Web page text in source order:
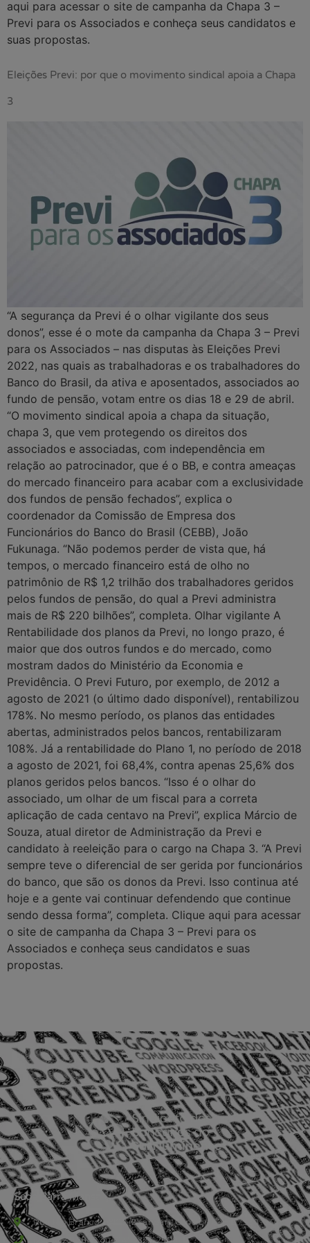
aqui para acessar o site de campanha da Chapa 3 –
Previ para os Associados e conheça seus candidatos e
suas propostas.
Eleições Previ: por que o movimento sindical apoia a Chapa
3
“A segurança da Previ é o olhar vigilante dos seus
donos”, esse é o mote da campanha da Chapa 3 – Previ
para os Associados – nas disputas às Eleições Previ
2022, nas quais as trabalhadoras e os trabalhadores do
Banco do Brasil, da ativa e aposentados, associados ao
fundo de pensão, votam entre os dias 18 e 29 de abril.
“O movimento sindical apoia a chapa da situação,
chapa 3, que vem protegendo os direitos dos
associados e associadas, com independência em
relação ao patrocinador, que é o BB, e contra ameaças
do mercado financeiro para acabar com a exclusividade
dos fundos de pensão fechados”, explica o
coordenador da Comissão de Empresa dos
Funcionários do Banco do Brasil (CEBB), João
Fukunaga. “Não podemos perder de vista que, há
tempos, o mercado financeiro está de olho no
patrimônio de R$ 1,2 trilhão dos trabalhadores geridos
pelos fundos de pensão, do qual a Previ administra
mais de R$ 220 bilhões”, completa. Olhar vigilante A
Rentabilidade dos planos da Previ, no longo prazo, é
maior que dos outros fundos e do mercado, como
mostram dados do Ministério da Economia e
Previdência. O Previ Futuro, por exemplo, de 2012 a
agosto de 2021 (o último dado disponível), rentabilizou
178%. No mesmo período, os planos das entidades
abertas, administrados pelos bancos, rentabilizaram
108%. Já a rentabilidade do Plano 1, no período de 2018
a agosto de 2021, foi 68,4%, contra apenas 25,6% dos
planos geridos pelos bancos. “Isso é o olhar do
associado, um olhar de um fiscal para a correta
aplicação de cada centavo na Previ”, explica Márcio de
Souza, atual diretor de Administração da Previ e
candidato à reeleição para o cargo na Chapa 3. “A Previ
sempre teve o diferencial de ser gerida por funcionários
do banco, que são os donos da Previ. Isso continua até
hoje e a gente vai continuar defendendo que continue
sendo dessa forma”, completa. Clique aqui para acessar
o site de campanha da Chapa 3 – Previ para os
Associados e conheça seus candidatos e suas
propostas.
Sede Barra Mansa
Rua Rio Branco, nº107 (2º andar), Centro - Cep: 27.330-030
(24) 3323-2848 ou (24) 3323-2500